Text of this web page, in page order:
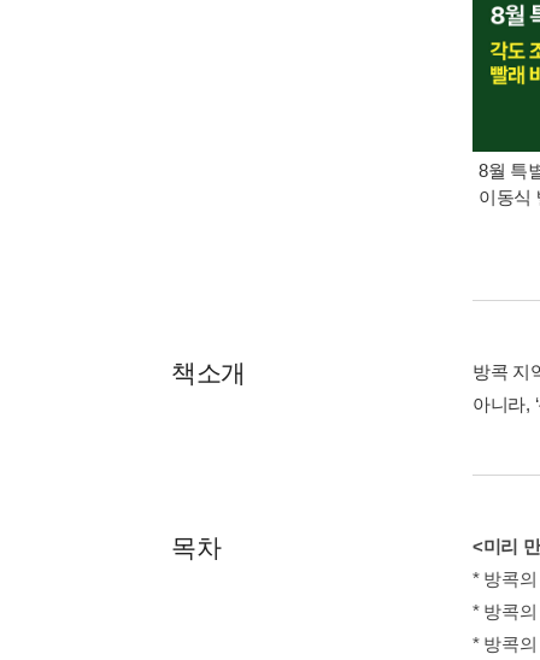
8월 특
이동식
책소개
방콕 지
아니라,
목차
<미리
* 방콕
* 방콕
* 방콕